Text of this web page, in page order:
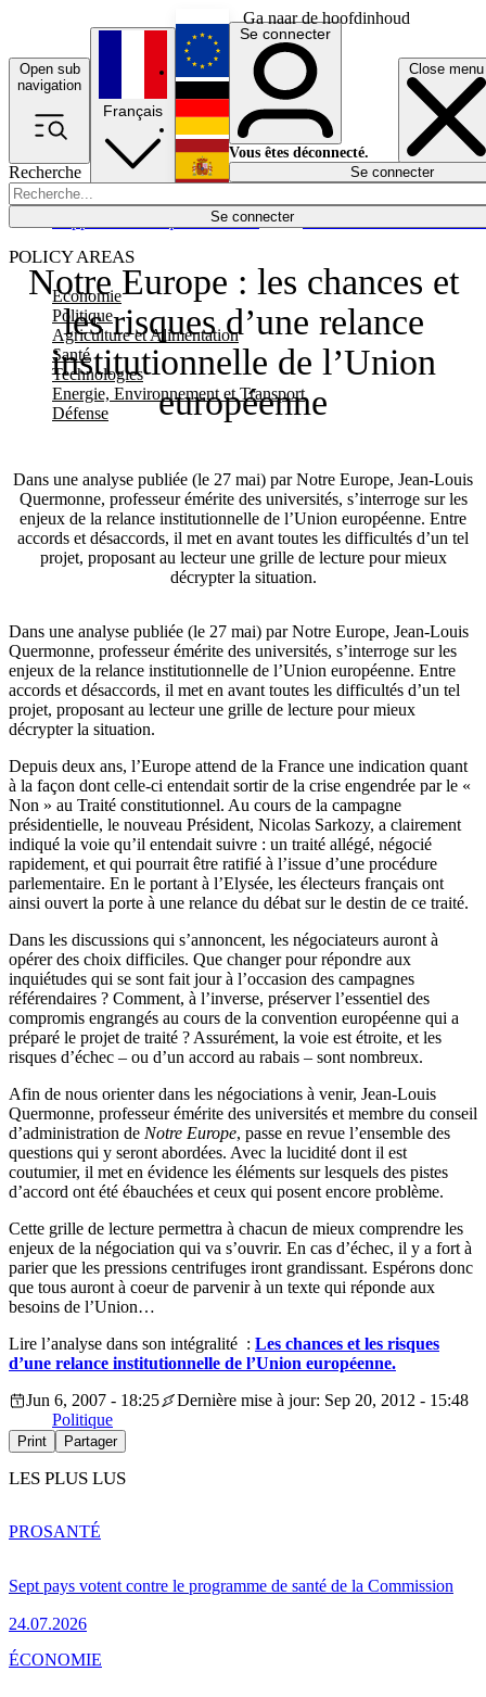
Ga naar de hoofdinhoud
Open sub
navigation
Close menu
Recherche
Se connecter
POLICY AREAS
Economie
Politique
Agriculture et Alimentation
Santé
Technologies
Energie, Environnement et Transport
Défense
Économie
Français
English
Deutsch
Español
Se connecter
Vous êtes déconnecté.
Se connecter
Notre Europe : les chances et
les risques d’une relance
institutionnelle de l’Union
européenne
Dans une analyse publiée (le 27 mai) par Notre Europe, Jean-Louis
Quermonne, professeur émérite des universités, s’interroge sur les
enjeux de la relance institutionnelle de l’Union européenne. Entre
accords et désaccords, il met en avant toutes les difficultés d’un tel
projet, proposant au lecteur une grille de lecture pour mieux
décrypter la situation.
Dans une analyse publiée (le 27 mai) par Notre Europe, Jean-Louis
Quermonne, professeur émérite des universités, s’interroge sur les
enjeux de la relance institutionnelle de l’Union européenne. Entre
accords et désaccords, il met en avant toutes les difficultés d’un tel
projet, proposant au lecteur une grille de lecture pour mieux
décrypter la situation.
Depuis deux ans, l’Europe attend de la France une indication quant
à la façon dont celle-ci entendait sortir de la crise engendrée par le «
Non » au Traité constitutionnel. Au cours de la campagne
présidentielle, le nouveau Président, Nicolas Sarkozy, a clairement
indiqué la voie qu’il entendait suivre : un traité allégé, négocié
rapidement, et qui pourrait être ratifié à l’issue d’une procédure
parlementaire. En le portant à l’Elysée, les électeurs français ont
ainsi ouvert la porte à une relance du débat sur le destin de ce traité.
Dans les discussions qui s’annoncent, les négociateurs auront à
opérer des choix difficiles. Que changer pour répondre aux
inquiétudes qui se sont fait jour à l’occasion des campagnes
référendaires ? Comment, à l’inverse, préserver l’essentiel des
compromis engrangés au cours de la convention européenne qui a
préparé le projet de traité ? Assurément, la voie est étroite, et les
risques d’échec – ou d’un accord au rabais – sont nombreux.
Afin de nous orienter dans les négociations à venir, Jean-Louis
Quermonne, professeur émérite des universités et membre du conseil
d’administration de Notre Europe, passe en revue l’ensemble des
questions qui y seront abordées. Avec la lucidité dont il est
coutumier, il met en évidence les éléments sur lesquels des pistes
d’accord ont été ébauchées et ceux qui posent encore problème.
Cette grille de lecture permettra à chacun de mieux comprendre les
enjeux de la négociation qui va s’ouvrir. En cas d’échec, il y a fort à
parier que les pressions centrifuges iront grandissant. Espérons donc
que tous auront à coeur de parvenir à un texte qui réponde aux
besoins de l’Union…
Lire l’analyse dans son intégralité : Les chances et les risques
d’une relance institutionnelle de l’Union européenne.
Jun 6, 2007 - 18:25
Dernière mise à jour: Sep 20, 2012 - 15:48
Politique
Print Partager
LES PLUS LUS
Sept pays votent contre le programme de santé de la Commission
24.07.2026
PROSANTÉ
ÉCONOMIE